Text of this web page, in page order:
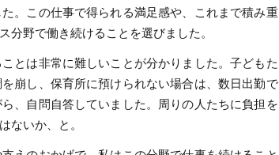
。この仕事で得られる満足感や、これまで積み重
野で働き続けることを選びました。
とは非常に難しいことが分かりました。子どもた
崩し、保育所に預けられない場合は、数日出勤で
、自問自答していました。周りの人たちに負担を
ないか、と。